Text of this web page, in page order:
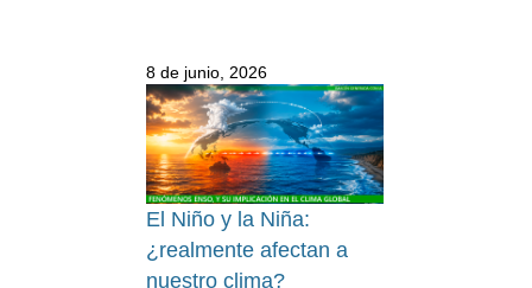
8 de junio, 2026
El Niño y la Niña:
¿realmente afectan a
nuestro clima?